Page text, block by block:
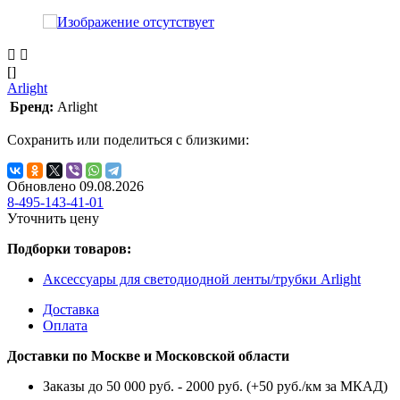
[]
Arlight
Бренд: Arlight
Сохранить или поделиться с близкими:
Обновлено 09.08.2026
8-495-143-41-01
Уточнить цену
Подборки товаров:
Аксессуары для светодиодной ленты/трубки Arlight
Доставка
Оплата
Доставки по Москве и Московской области
Заказы до 50 000 руб. - 2000 руб. (+50 руб./км за МКАД)